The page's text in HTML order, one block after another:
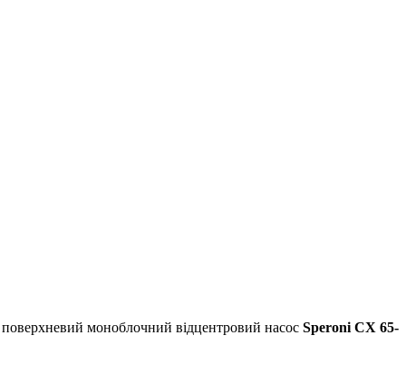
моноблочний відцентровий насос Speroni CX 65-